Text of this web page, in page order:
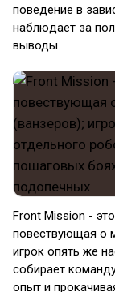
поведение в
наблюдает за
выводы
Front Mission -
повествующая о
игрок опять же
собирает
опыт и